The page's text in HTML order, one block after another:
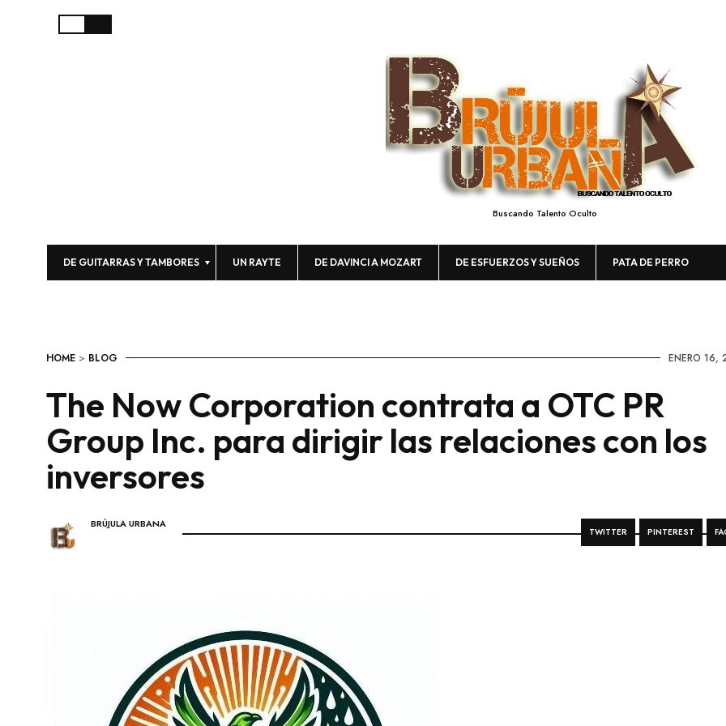
Buscando Talento Oculto
DE GUITARRAS Y TAMBORES UN RAYTE DE DAVINCI A MOZART DE ESFUERZOS Y SUEÑOS PATA DE PERRO
HOME > BLOG ENERO 16,
The Now Corporation contrata a OTC PR
Group Inc. para dirigir las relaciones con los
inversores
BRÚJULA URBANA
TWITTER PINTEREST